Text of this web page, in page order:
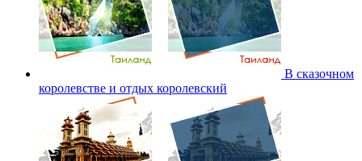
В сказочном
королевстве и отдых королевский